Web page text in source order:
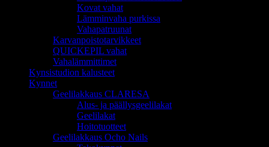
Kovat vahat
Lämminvaha purkissa
Vahapatruunat
Karvanpoistotarvikkeet
QUICKEPIL vahat
Vahalämmittimet
Kynsistudion kalusteet
Kynnet
Geelilakkaus CLARESA
Alus- ja päällysgeelilakat
Geelilakat
Hoitotuotteet
Geelilakkaus Ocho Nails